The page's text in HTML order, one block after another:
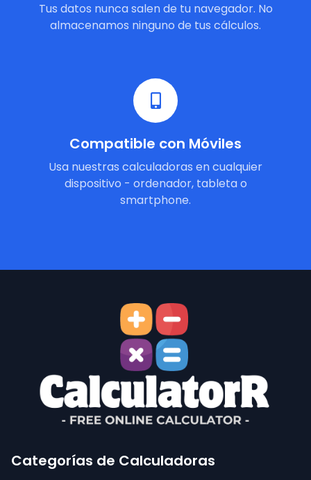
Tus datos nunca salen de tu navegador. No
almacenamos ninguno de tus cálculos.
Compatible con Móviles
Usa nuestras calculadoras en cualquier
dispositivo - ordenador, tableta o
smartphone.
Categorías de Calculadoras